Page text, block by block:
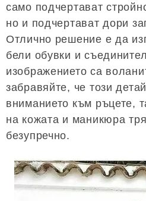
само подчертават
но и подчертават дори
Отлично решение е да
бели обувки и
изображението са
забравяйте, че този
вниманието към ръцете,
на кожата и маникюра
безупречно.